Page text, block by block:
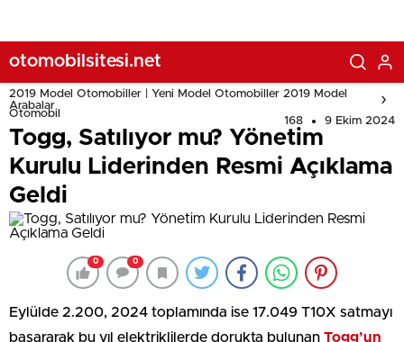
otomobilsitesi.net
2019 Model Otomobiller | Yeni Model Otomobiller 2019 Model
Arabalar
Otomobil
168 9 Ekim 2024
Togg, Satılıyor mu? Yönetim
Kurulu Liderinden Resmi Açıklama
Geldi
0 0
Eylülde 2.200, 2024 toplamında ise 17.049 T10X satmayı
başararak bu yıl elektriklilerde dorukta bulunan Togg’un